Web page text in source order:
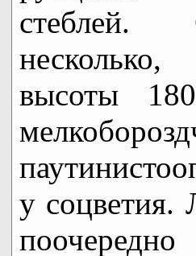
стеблей.
высоты
у соцветия.